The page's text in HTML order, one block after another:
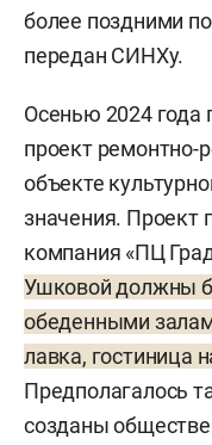
более поздними
передан СИНХу.
Осенью 2024 года
проект ремонтно-
объекте
значения. Проект
компания «ПЦ
Ушковой должны
обеденными
лавка, гостиница
Предполагалось
созданы